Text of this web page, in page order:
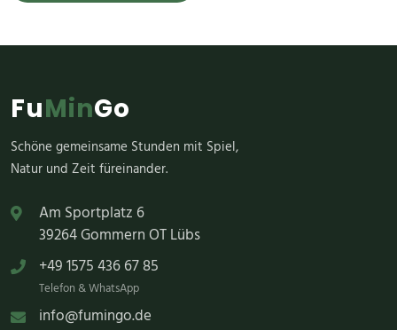
FuMinGo
Schöne gemeinsame Stunden mit Spiel,
Natur und Zeit füreinander.
Am Sportplatz 6
39264 Gommern OT Lübs
+49 1575 436 67 85
Telefon & WhatsApp
info@fumingo.de